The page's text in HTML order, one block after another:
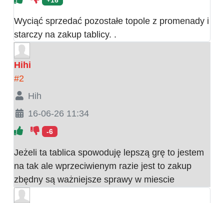
Wyciąć sprzedać pozostałe topole z promenady i
starczy na zakup tablicy. .
Hihi
#2
Hih
16-06-26 11:34
-6
Jeżeli ta tablica spowoduję lepszą grę to jestem
na tak ale wprzeciwienym razie jest to zakup
zbędny są ważniejsze sprawy w miescie